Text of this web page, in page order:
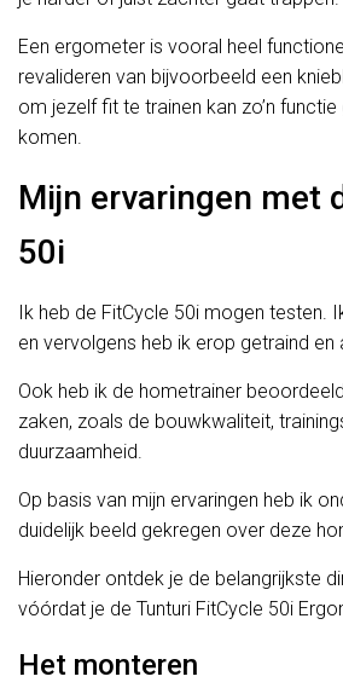
Een ergometer is vooral heel
revalideren van bijvoorbeeld een
om jezelf fit te trainen kan zo’n
komen.
Mijn ervaringen met
50i
Ik heb de FitCycle 50i mogen testen.
en vervolgens heb ik erop getraind en
Ook heb ik de hometrainer
zaken, zoals de bouwkwaliteit,
duurzaamheid.
Op basis van mijn ervaringen heb ik
duidelijk beeld gekregen over deze
Hieronder ontdek je de belangrijkste
vóórdat je de Tunturi FitCycle 50i
Het monteren